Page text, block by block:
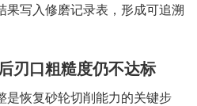
果写入修磨记录表，形成可追溯
刃口粗糙度仍不达标
是恢复砂轮切削能力的关键步